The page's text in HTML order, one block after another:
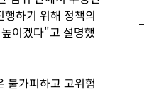
하기 위해 정책의
이겠다"고 설명했
불가피하고 고위험